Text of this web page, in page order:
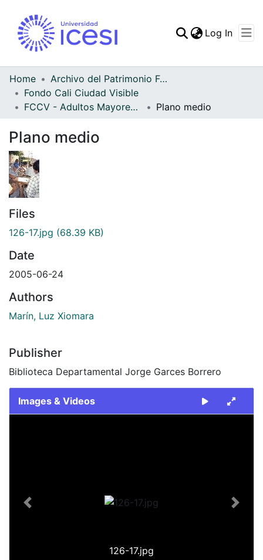
Log In
Home
Archivo del Patrimonio Fotográfico y Fílmico del Valle del Cauca
Fondo Cali Ciudad Visible
FCCV - Adultos Mayores - Patrimonial
Plano medio
Plano medio
Files
126-17.jpg (68.39 KB)
Date
2005-06-24
Authors
Marín, Luz Xiomara
Publisher
Biblioteca Departamental Jorge Garces Borrero
Images & Videos
126-17.jpg
Previous Next